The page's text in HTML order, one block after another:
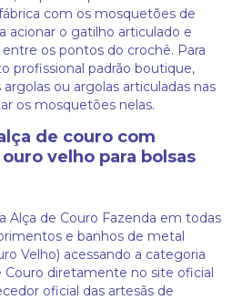
com os mosquetões de
acionar o gatilho articulado e
os pontos do crochê. Para
profissional padrão boutique,
ou argolas articuladas nas
os mosquetões nelas.
de couro com
velho para bolsas
Alça de Couro Fazenda em todas
e banhos de metal
Velho) acessando a categoria
Couro diretamente no site oficial
oficial das artesãs de